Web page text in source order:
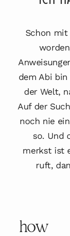
Schon mit
dem Abi
der Welt,
Auf der
noch nie
so. Und
merkst ist
ruft,
how